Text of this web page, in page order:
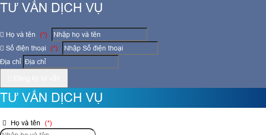
TƯ VẤN DỊCH VỤ
Họ và tên
(*)
Số điện thoại
(*)
Địa chỉ
TƯ VẤN DỊCH VỤ
Họ và tên (*)